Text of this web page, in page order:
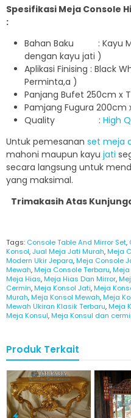
Spesifikasi Meja Console
:
Bahan Baku : Kayu
dengan kayu jati )
Aplikasi Finising : Black
Perminta,a )
Panjang Bufet 250cm x
Pamjang Fugura 200cm
Quality : High
Untuk pemesanan set meja
mahoni maupun kayu jati
secara langsung untuk
yang maksimal.
Trimakasih Atas
Tags: Console Table And Mirror Set,
Konsol,Jual Meja Jati Murah,Meja
Modern Ukir Jepara,Meja Console
Mewah,Meja Console Terbaru,Meja
Meja Hias,Meja Hias Dan Mirror,
Cermin,Meja Konsol Jati,Meja
Murah,Meja Konsol Mewah,Meja
Mewah Ukiran Klasik Terbaru,Meja
Meja Konsul,Meja Konsul dan
Produk Terkait